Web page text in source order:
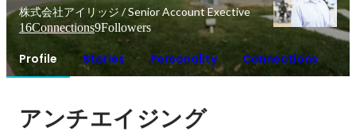
株式会社アイリッジ / Senior Account Exective
16Connections9Followers
Profile Stories Personality Connections
アンチエイジング